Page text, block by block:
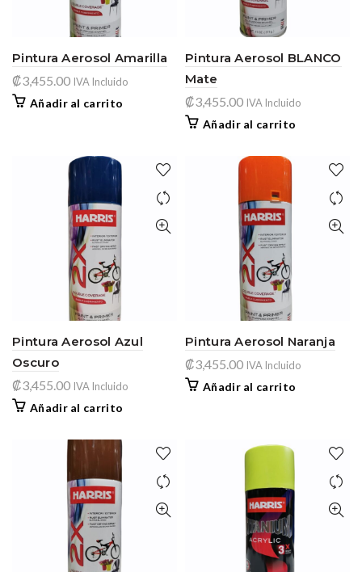
Pintura Aerosol Amarilla
₡3,455.00 IVA Incluido
Añadir al carrito
Pintura Aerosol BLANCO
Mate
₡3,455.00 IVA Incluido
Añadir al carrito
Pintura Aerosol Azul
Oscuro
₡3,455.00 IVA Incluido
Añadir al carrito
Pintura Aerosol Naranja
₡3,455.00 IVA Incluido
Añadir al carrito